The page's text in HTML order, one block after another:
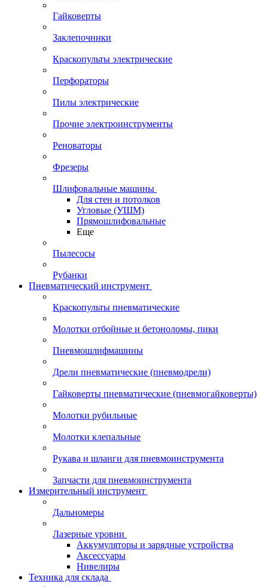
Гайковерты
Заклепочники
Краскопульты электрические
Перфораторы
Пилы электрические
Прочие электроинструменты
Реноваторы
Фрезеры
Шлифовальные машины
Для стен и потолков
Угловые (УШМ)
Прямошлифовальные
Еще
Пылесосы
Рубанки
Пневматический инструмент
Краскопульты пневматические
Молотки отбойные и бетоноломы, пики
Пневмошлифмашины
Дрели пневматические (пневмодрели)
Гайковерты пневматические (пневмогайковерты)
Молотки рубильные
Молотки клепальные
Рукава и шланги для пневмоинструмента
Запчасти для пневмоинструмента
Измерительный инструмент
Дальномеры
Лазерные уровни
Аккумуляторы и зарядные устройства
Аксессуары
Нивелиры
Техника для склада